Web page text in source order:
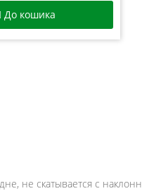
До кошика
не скатывается с